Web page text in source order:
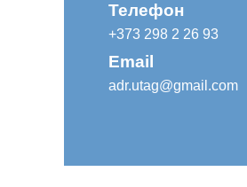
Телефон
+373 298 2 26 93
Email
adr.utag@gmail.com